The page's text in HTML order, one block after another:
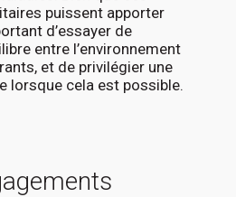
puissent apporter
d’essayer de
entre l’environnement
et de privilégier une
lorsque cela est possible.